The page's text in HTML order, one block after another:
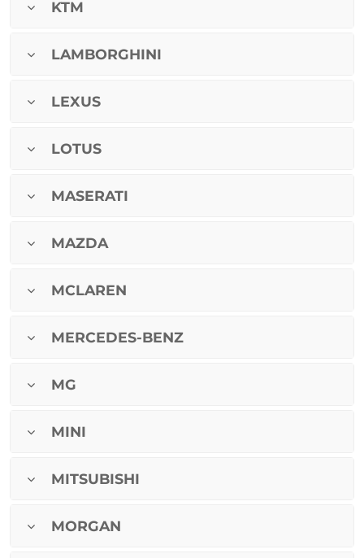
KTM
LAMBORGHINI
LEXUS
LOTUS
MASERATI
MAZDA
MCLAREN
MERCEDES-BENZ
MG
MINI
MITSUBISHI
MORGAN